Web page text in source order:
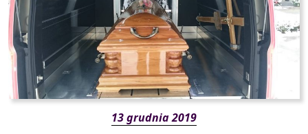
13 grudnia 2019